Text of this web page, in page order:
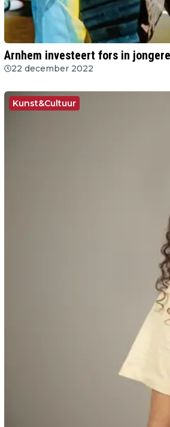
Arnhem investeert fors in
22 december 2022
Kunst&Cultuur